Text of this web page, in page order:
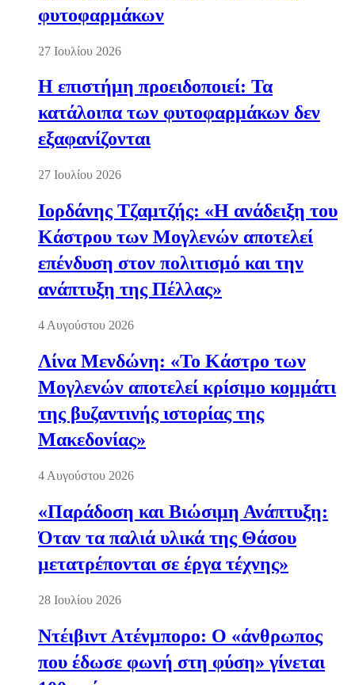
φυτοφαρμάκων
27 Ιουλίου 2026
Η επιστήμη προειδοποιεί: Τα
κατάλοιπα των φυτοφαρμάκων δεν
εξαφανίζονται
27 Ιουλίου 2026
Ιορδάνης Τζαμτζής: «Η ανάδειξη του
Κάστρου των Μογλενών αποτελεί
επένδυση στον πολιτισμό και την
ανάπτυξη της Πέλλας»
4 Αυγούστου 2026
Λίνα Μενδώνη: «Το Κάστρο των
Μογλενών αποτελεί κρίσιμο κομμάτι
της βυζαντινής ιστορίας της
Μακεδονίας»
4 Αυγούστου 2026
«Παράδοση και Βιώσιμη Ανάπτυξη:
Όταν τα παλιά υλικά της Θάσου
μετατρέπονται σε έργα τέχνης»
28 Ιουλίου 2026
Ντέιβιντ Ατένμπορο: Ο «άνθρωπος
που έδωσε φωνή στη φύση» γίνεται